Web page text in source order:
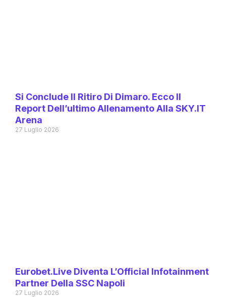
Si Conclude Il Ritiro Di Dimaro. Ecco Il
Report Dell’ultimo Allenamento Alla SKY.IT
Arena
27 Luglio 2026
Eurobet.live Diventa L’Official Infotainment
Partner Della SSC Napoli
27 Luglio 2026